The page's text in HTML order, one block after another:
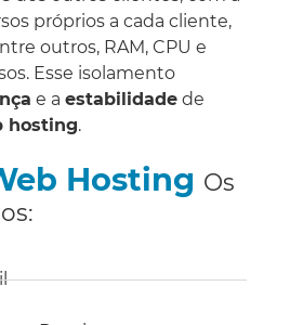
próprios a cada cliente,
outros, RAM, CPU e
Esse isolamento
e a estabilidade de
hosting.
Hosting Os